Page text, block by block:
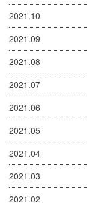
2021.10
2021.09
2021.08
2021.07
2021.06
2021.05
2021.04
2021.03
2021.02